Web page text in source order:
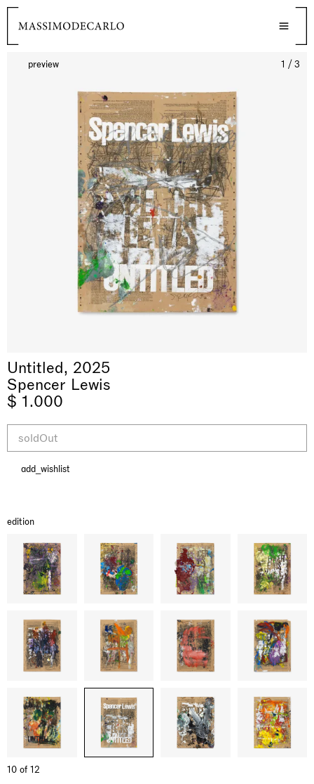
preview 1 / 3
Untitled, 2025
Spencer Lewis
$ 1.000
edition
10 of 12
soldOut
add_wishlist
Nicole Wittenberg
MASSIMODECARLO, Hong Kong
26.06.2026 | 07.10.2026
discover_more
Daisy Dodd-Noble
MASSIMODECARLO London, London
25.06.2026 | 21.08.2026
discover_more
Casa Masaccio Centro per l'Arte Contemporanea, San
Giovanni Valdarno
06.06.2026 | 20.09.2026
discover_more
Hejum Bä
Mahkjip THEILMA Seoul Flagship Store, Seoul
29.08.2026 | 05.09.2026
discover_more
Xue Ruozhe
MASSIMODECARLO, London
03.09.2026 | 07.10.2026
discover_more
Lawrence Weiner
MASSIMODECARLO, Milano
10.09.2026 | 10.10.2026
discover_more
Xiao Guo Hui
MASSIMODECARLO Pièce Unique, Paris
01.09.2026 | 12.09.2026
discover_more
prev next
当前展览